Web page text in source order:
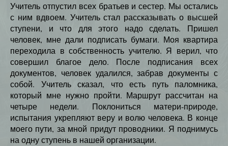
Учитель отпустил всех братьев и сестер. Мы остались
с ним вдвоем. Учитель стал рассказывать о высшей
ступени, и что для этого надо сделать. Пришел
человек, мне дали подписать бумаги. Моя квартира
переходила в собственность учителю. Я верил, что
совершил благое дело. После подписания всех
документов, человек удалился, забрав документы с
собой. Учитель сказал, что есть путь паломника,
который мне нужно пройти. Маршрут рассчитан на
четыре недели. Поклониться матери-природе,
испытания укрепляют веру и волю человека. В конце
моего пути, за мной придут проводники. Я поднимусь
на одну ступень в нашей организации.